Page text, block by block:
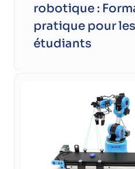
robotique :
pratique pour les
étudiants